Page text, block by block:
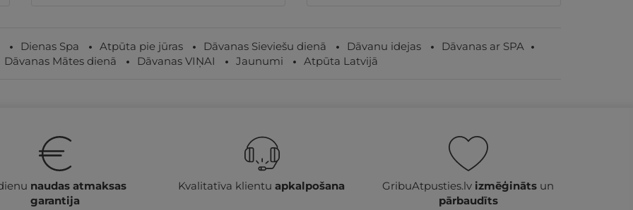
Dienas Spa Atpūta pie jūras Dāvanas Sieviešu dienā Dāvanu idejas
Dāvanas ar SPA
Dāvanas Mātes dienā Dāvanas VIŅAI Jaunumi Atpūta Latvijā
naudas atmaksas
garantija
Kvalitatīva klientuapkalpošana GribuAtpusties.lv izmēģināts un
pārbaudīts